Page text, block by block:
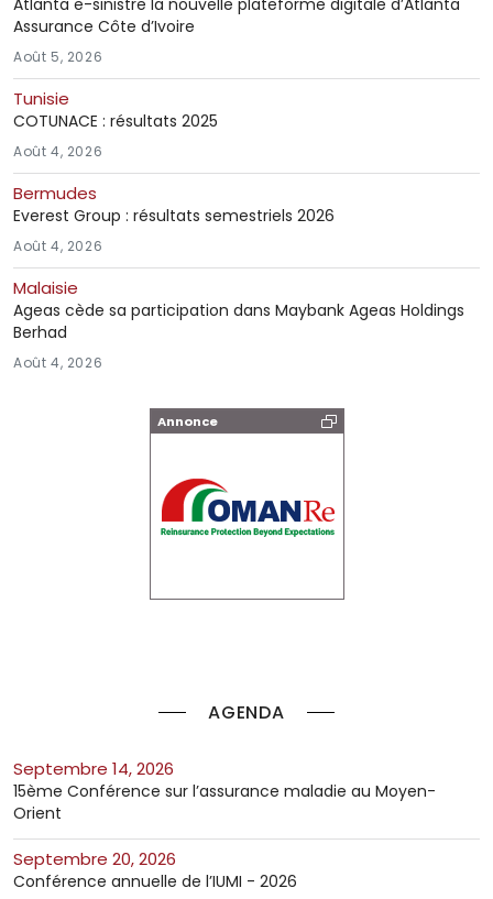
Annonce
AGENDA
septembre 14, 2026
15ème Conférence sur l’assurance maladie au Moyen-
Orient
septembre 20, 2026
Conférence annuelle de l’IUMI - 2026
Assurance Côte d’Ivoire
Août 5, 2026
Tunisie
COTUNACE : résultats 2025
Août 4, 2026
Bermudes
Everest Group : résultats semestriels 2026
Août 4, 2026
Malaisie
Ageas cède sa participation dans Maybank Ageas Holdings
Berhad
Août 4, 2026